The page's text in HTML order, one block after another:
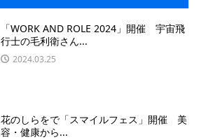
「WORK AND ROLE 2024」開催 宇宙飛
行士の毛利衛さん...
2024.03.25
花のしらをで「スマイルフェス」開催 美
容・健康から...